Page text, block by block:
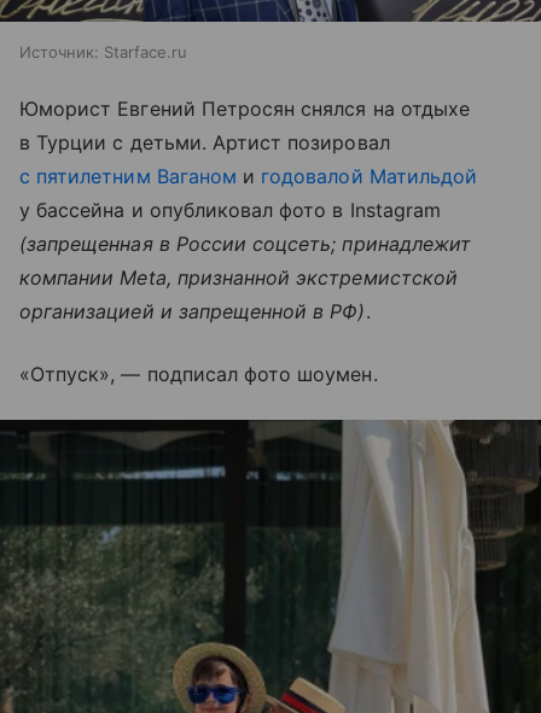
Источник: Starface.ru
Юморист Евгений Петросян снялся на отдыхе
в Турции с детьми. Артист позировал
с пятилетним Ваганом и годовалой Матильдой
у бассейна и опубликовал фото в Instagram
(запрещенная в России соцсеть; принадлежит
компании Meta, признанной экстремистской
организацией и запрещенной в РФ).
«Отпуск», — подписал фото шоумен.